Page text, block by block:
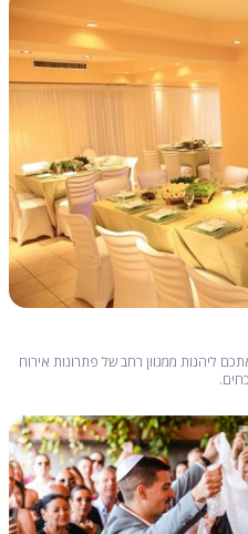
ליהנות ממגוון רחב של פתרונות אירוח